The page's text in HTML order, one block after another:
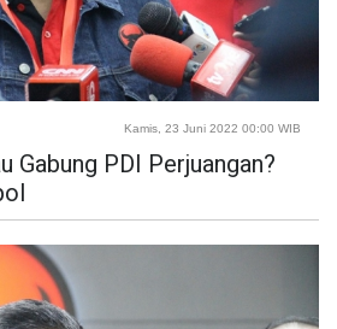
Kamis, 23 Juni 2022 00:00 WIB
Gabung PDI Perjuangan?